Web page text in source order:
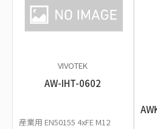
VIVOTEK
AW-IHT-0602
産業用 EN50155 4xFE M12